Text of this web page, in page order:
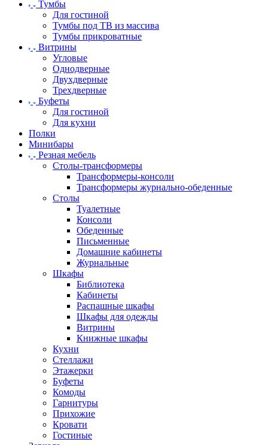
Тумбы
Для гостиной
Тумбы под ТВ из массива
Тумбы прикроватные
Витрины
Угловые
Однодверные
Двухдверные
Трехдверные
Буфеты
Для гостиной
Для кухни
Полки
Минибары
Резная мебель
Столы-трансформеры
Трансформеры-консоли
Трансформеры журнально-обеденные
Столы
Туалетные
Консоли
Обеденные
Письменные
Домашние кабинеты
Журнальные
Шкафы
Библиотека
Кабинеты
Распашные шкафы
Шкафы для одежды
Витрины
Книжные шкафы
Кухни
Стеллажи
Этажерки
Буфеты
Комоды
Гарнитуры
Прихожие
Кровати
Гостиные